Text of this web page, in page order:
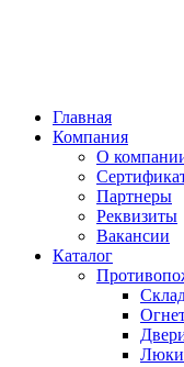
Главная
Компания
О
Партнеры
Реквизиты
Вакансии
Каталог
Люки